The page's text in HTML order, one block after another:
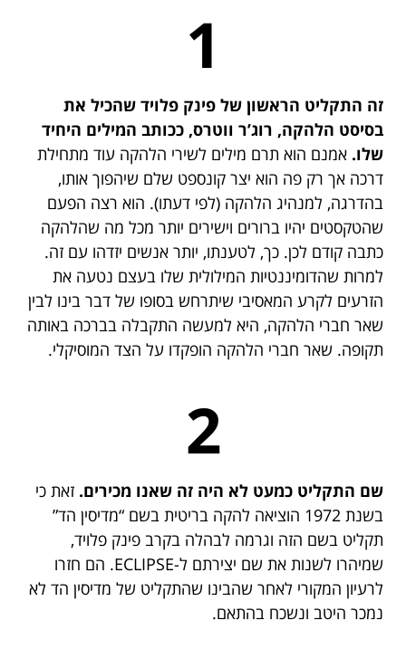
1
זה התקליט הראשון של פינק פלויד שהכיל את
בסיסט הלהקה, רוג’ר ווטרס, ככותב המילים היחיד
שלו. אמנם הוא תרם מילים לשירי הלהקה עוד מתחילת
דרכה אך רק פה הוא יצר קונספט שלם שיהפוך אותו,
בהדרגה, למנהיג הלהקה (לפי דעתו). הוא רצה הפעם
שהטקסטים יהיו ברורים וישירים יותר מכל מה שהלהקה
כתבה קודם לכן. כך, לטענתו, יותר אנשים יזדהו עם זה.
למרות שהדומיננטיות המילולית שלו בעצם נטעה את
הזרעים לקרע המאסיבי שיתרחש בסופו של דבר בינו לבין
שאר חברי הלהקה, היא למעשה התקבלה בברכה באותה
תקופה. שאר חברי הלהקה הופקדו על הצד המוסיקלי.
2
שם התקליט כמעט לא היה זה שאנו מכירים. זאת כי
בשנת 1972 הוציאה להקה בריטית בשם “מדיסין הד”
תקליט בשם הזה וגרמה לבהלה בקרב פינק פלויד,
שמיהרו לשנות את שם יצירתם ל-ECLIPSE. הם חזרו
לרעיון המקורי לאחר שהבינו שהתקליט של מדיסין הד לא
נמכר היטב ונשכח בהתאם.